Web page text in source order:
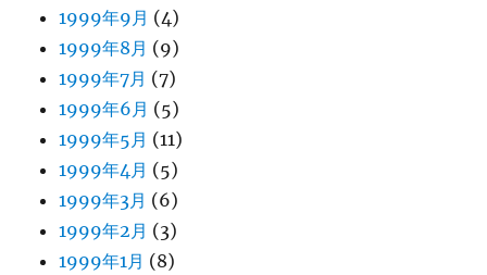
1999年9月 (4)
1999年8月 (9)
1999年7月 (7)
1999年6月 (5)
1999年5月 (11)
1999年4月 (5)
1999年3月 (6)
1999年2月 (3)
1999年1月 (8)